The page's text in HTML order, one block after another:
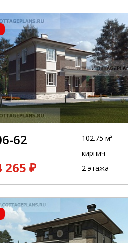
62
265 ₽
102.75 м²
кирпич
2 этажа